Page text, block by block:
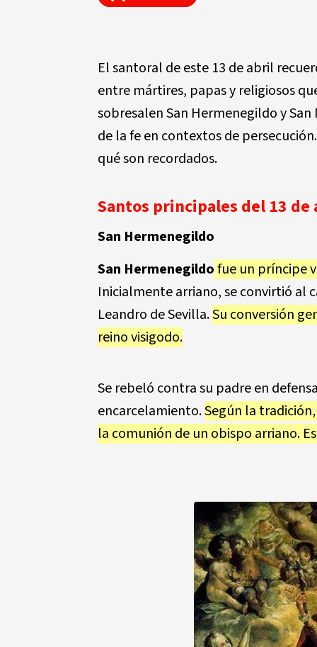
El santoral de este 13 de abril
entre mártires, papas y religiosos
sobresalen San Hermenegildo y
de la fe en contextos de
qué son recordados.
Santos principales del 13
San Hermenegildo
San Hermenegildofue un príncipe
Inicialmente arriano, se convirtió al
Leandro de Sevilla.Su conversión
reino visigodo.
Se rebeló contra su padre en
encarcelamiento.Según la
la comunión de un obispo arriano.